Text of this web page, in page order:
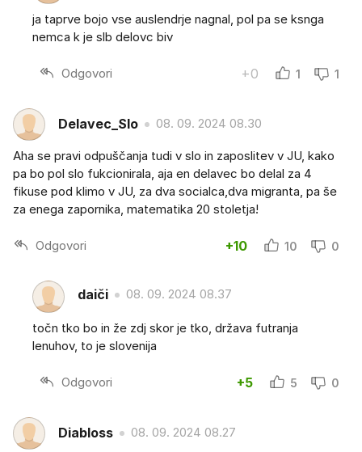
ja taprve bojo vse auslendrje nagnal, pol pa se ksnga
nemca k je slb delovc biv
Odgovori +0 1 1
Delavec_Slo 08. 09. 2024 08.30
Aha se pravi odpuščanja tudi v slo in zaposlitev v JU, kako
pa bo pol slo fukcionirala, aja en delavec bo delal za 4
fikuse pod klimo v JU, za dva socialca,dva migranta, pa še
za enega zapornika, matematika 20 stoletja!
Odgovori +10 10 0
daiči 08. 09. 2024 08.37
točn tko bo in že zdj skor je tko, država futranja
lenuhov, to je slovenija
Odgovori +5 5 0
Diabloss 08. 09. 2024 08.27